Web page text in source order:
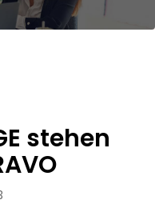
stehen